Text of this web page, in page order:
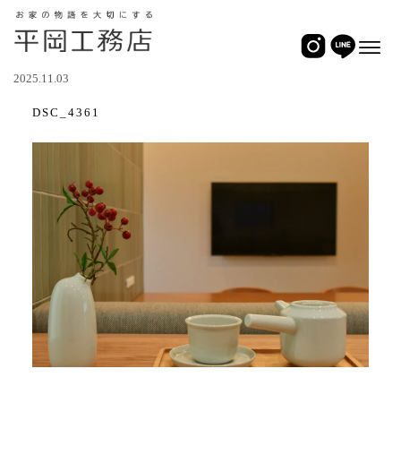
2025.11.03
DSC_4361